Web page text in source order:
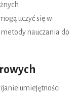
uczyć się w
nauczania do
umiejętności